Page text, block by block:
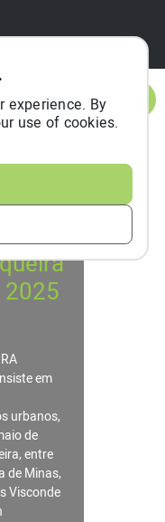
Sign In
2025
em
urbanos,
de
entre
de Minas,
Visconde
experience. By
use of cookies.